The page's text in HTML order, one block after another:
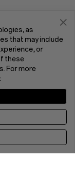
as
that may include
or
these
For more
.